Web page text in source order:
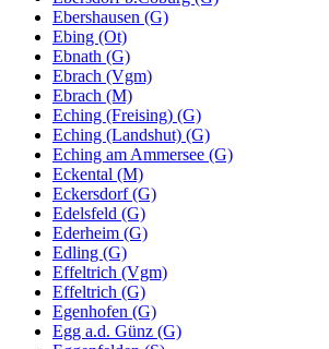
Ebershausen (G)
Ebing (Ot)
Ebnath (G)
Ebrach (Vgm)
Ebrach (M)
Eching (Freising) (G)
Eching (Landshut) (G)
Eching am Ammersee (G)
Eckental (M)
Eckersdorf (G)
Edelsfeld (G)
Ederheim (G)
Edling (G)
Effeltrich (Vgm)
Effeltrich (G)
Egenhofen (G)
Egg a.d. Günz (G)